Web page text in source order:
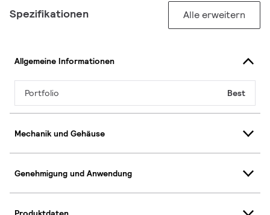
Spezifikationen Alle erweitern
Allgemeine Informationen
Portfolio Best
Mechanik und Gehäuse
Genehmigung und Anwendung